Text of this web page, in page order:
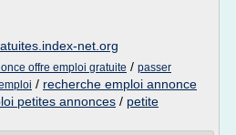
net.org
offre emploi gratuite / passer
/ recherche emploi annonce
petites annonces / petite